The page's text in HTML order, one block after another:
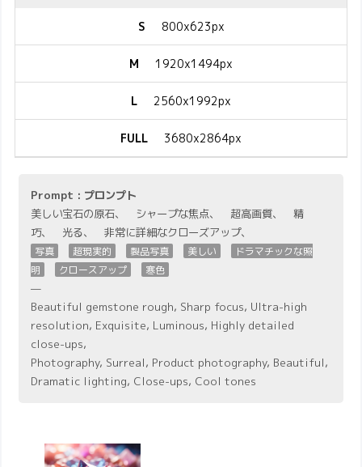
S 800x623px
M 1920x1494px
L 2560x1992px
FULL 3680x2864px
Prompt : プロンプト
美しい宝石の原石、 シャープな焦点、 超高画質、 精
巧、 光る、 非常に詳細なクローズアップ、
写真 超現実的 製品写真 美しい
ドラマチックな照
明
クロースアップ 寒色
—
Beautiful gemstone rough, Sharp focus, Ultra-high
resolution, Exquisite, Luminous, Highly detailed
close-ups,
Photography, Surreal, Product photography, Beautiful,
Dramatic lighting, Close-ups, Cool tones